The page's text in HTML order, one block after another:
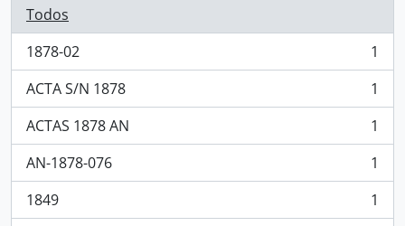
Todos
1878-02
, 1 resultados
1
ACTA S/N 1878
, 1 resultados
1
ACTAS 1878 AN
, 1 resultados
1
AN-1878-076
, 1 resultados
1
1849
, 1 resultados
1